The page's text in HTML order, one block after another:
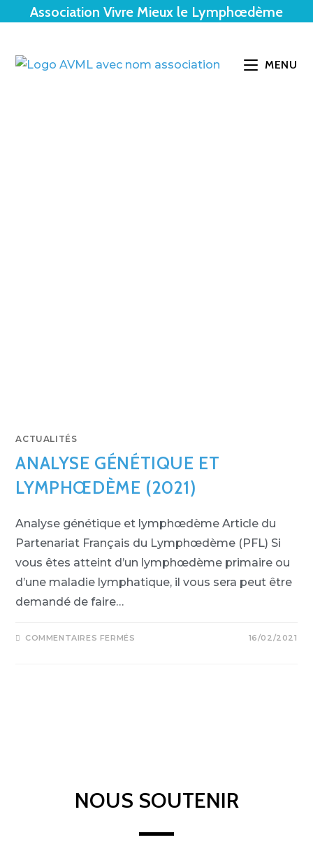
Association Vivre Mieux le Lymphœdème
MENU
ACTUALITÉS
ANALYSE GÉNÉTIQUE ET
LYMPHŒDÈME (2021)
Analyse génétique et lymphœdème Article du
Partenariat Français du Lymphœdème (PFL) Si
vous êtes atteint d’un lymphœdème primaire ou
d’une maladie lymphatique, il vous sera peut être
demandé de faire…
COMMENTAIRES FERMÉS 16/02/2021
NOUS SOUTENIR